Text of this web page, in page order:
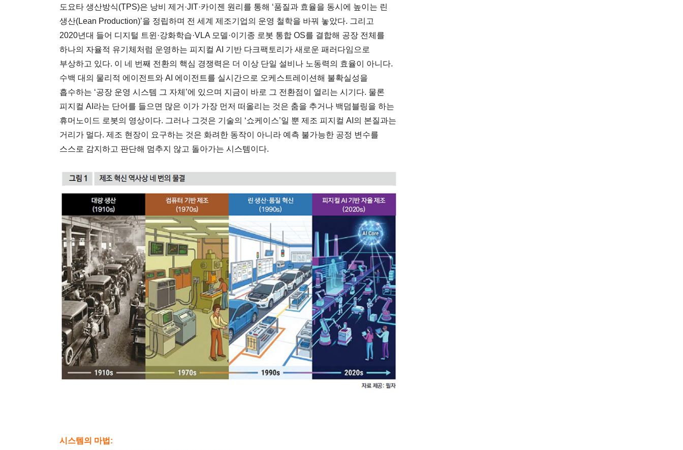
도요타 생산방식(TPS)은 낭비 제거·JIT·카이젠 원리를 통해 ‘품질과 효율을 동시에 높이는 린
생산(Lean Production)’을 정립하며 전 세계 제조기업의 운영 철학을 바꿔 놓았다. 그리고
2020년대 들어 디지털 트윈·강화학습·VLA 모델·이기종 로봇 통합 OS를 결합해 공장 전체를
하나의 자율적 유기체처럼 운영하는 피지컬 AI 기반 다크팩토리가 새로운 패러다임으로
부상하고 있다. 이 네 번째 전환의 핵심 경쟁력은 더 이상 단일 설비나 노동력의 효율이 아니다.
수백 대의 물리적 에이전트와 AI 에이전트를 실시간으로 오케스트레이션해 불확실성을
흡수하는 ‘공장 운영 시스템 그 자체’에 있으며 지금이 바로 그 전환점이 열리는 시기다. 물론
피지컬 AI라는 단어를 들으면 많은 이가 가장 먼저 떠올리는 것은 춤을 추거나 백덤블링을 하는
휴머노이드 로봇의 영상이다. 그러나 그것은 기술의 ‘쇼케이스’일 뿐 제조 피지컬 AI의 본질과는
거리가 멀다. 제조 현장이 요구하는 것은 화려한 동작이 아니라 예측 불가능한 공정 변수를
스스로 감지하고 판단해 멈추지 않고 돌아가는 시스템이다.
시스템의 마법: